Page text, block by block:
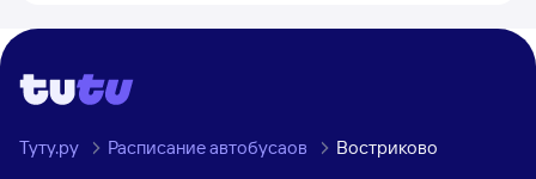
Туту.ру Расписание автобусаов Востриково